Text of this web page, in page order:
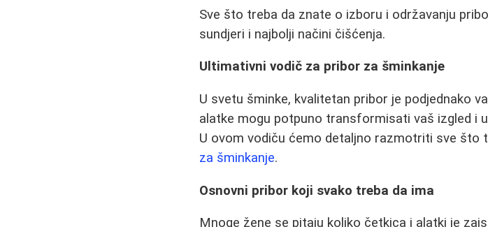
Sve što treba da znate o izboru i održavanju
sundjeri i najbolji načini čišćenja.
Ultimativni vodič za pribor za šminkanje
U svetu šminke, kvalitetan pribor je podjednako
alatke mogu potpuno transformisati vaš izgled i
U ovom vodiču ćemo detaljno razmotriti sve što
za šminkanje.
Osnovni pribor koji svako treba da ima
Mnoge žene se pitaju koliko četkica i alatki je